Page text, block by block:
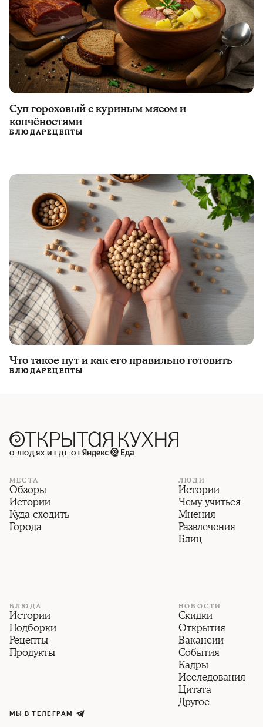
Суп гороховый с куриным мясом и
копчёностями
БЛЮДАРЕЦЕПТЫ
Что такое нут и как его правильно готовить
БЛЮДАРЕЦЕПТЫ
О ЛЮДЯХ И ЕДЕ ОТ
МЕСТА
Обзоры
Истории
Куда сходить
Города
ЛЮДИ
Истории
Чему учиться
Мнения
Развлечения
Блиц
БЛЮДА
Истории
Подборки
Рецепты
Продукты
НОВОСТИ
Скидки
Открытия
Вакансии
События
Кадры
Исследования
Цитата
Другое
МЫ В ТЕЛЕГРАМ